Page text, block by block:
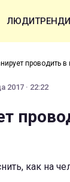
ЛЮДИТРЕНДИ
проводить
2017 · 22:22
как на